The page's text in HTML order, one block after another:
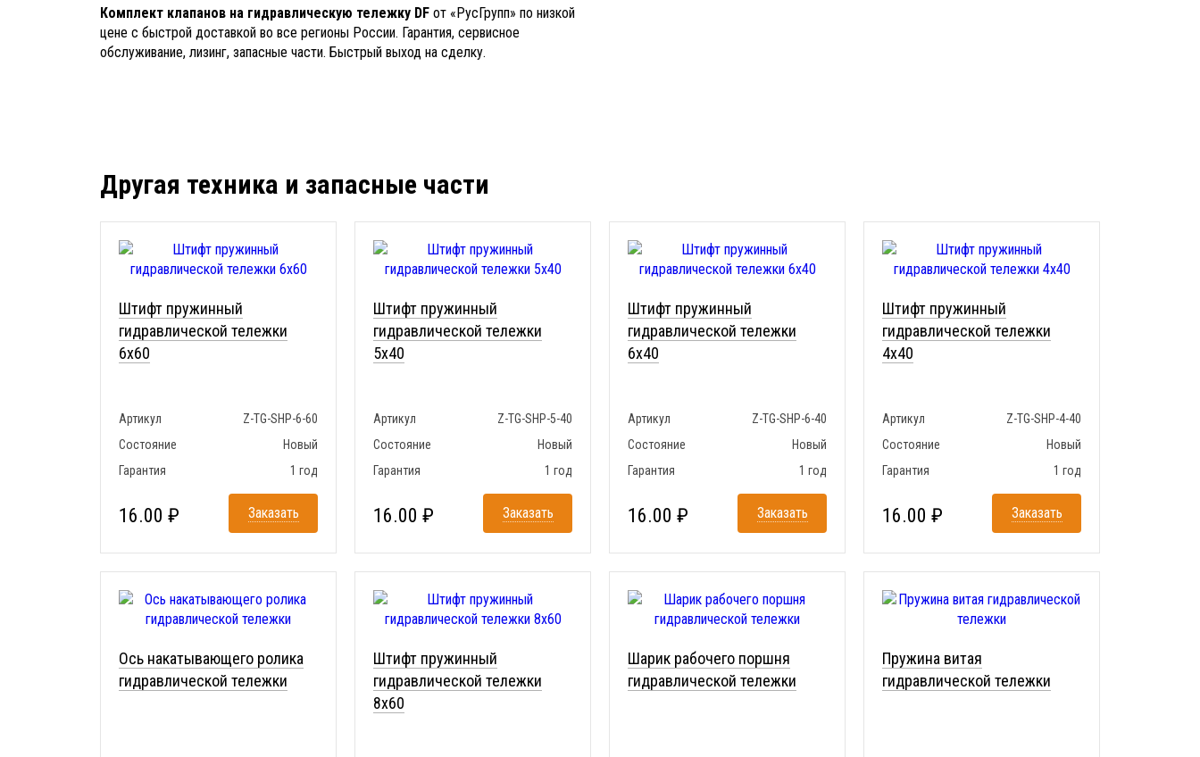
Комплект клапанов на гидравлическую тележку DF от «РусГрупп» по низкой
цене с быстрой доставкой во все регионы России. Гарантия, сервисное
обслуживание, лизинг, запасные части. Быстрый выход на сделку.
Другая техника и запасные части
Штифт пружинный
гидравлической тележки
6x60
Артикул
Z-TG-SHP-6-60
Состояние
Новый
Гарантия
1 год
16.00 ₽ Заказать
Штифт пружинный
гидравлической тележки
5x40
Артикул
Z-TG-SHP-5-40
Состояние
Новый
Гарантия
1 год
16.00 ₽ Заказать
Штифт пружинный
гидравлической тележки
6x40
Артикул
Z-TG-SHP-6-40
Состояние
Новый
Гарантия
1 год
16.00 ₽ Заказать
Штифт пружинный
гидравлической тележки
4x40
Артикул
Z-TG-SHP-4-40
Состояние
Новый
Гарантия
1 год
16.00 ₽ Заказать
Ось накатывающего ролика
гидравлической тележки
Штифт пружинный
гидравлической тележки
8x60
Шарик рабочего поршня
гидравлической тележки
Пружина витая
гидравлической тележки